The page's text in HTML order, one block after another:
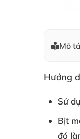
Mô tả
Hướng
Sử
Bịt
đó